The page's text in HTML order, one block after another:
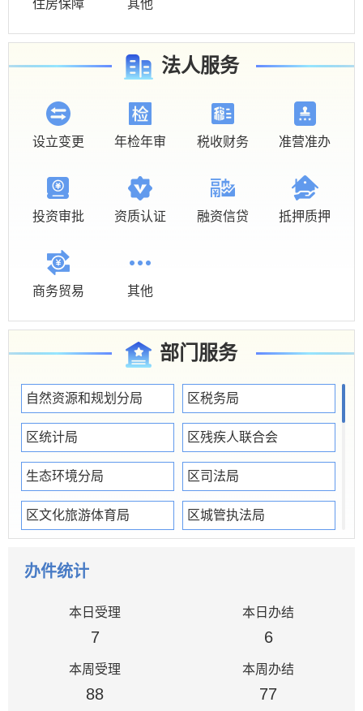
住房保障 其他
法人服务
设立变更 年检年审 税收财务 准营准办
投资审批 资质认证 融资信贷 抵押质押
商务贸易 其他
部门服务
自然资源和规划分局 区税务局
区统计局 区残疾人联合会
生态环境分局 区司法局
区文化旅游体育局 区城管执法局
区民政局
办件统计
本日受理
7
本日办结
6
本周受理
88
本周办结
77